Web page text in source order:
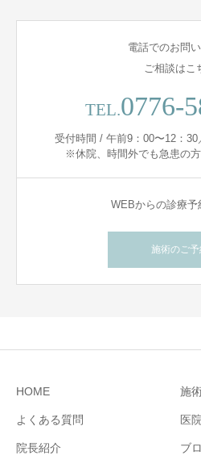
電話でのお問
ご相談はこ
TEL.0776-
受付時間 / 午前9：00〜12：
※休院、時間外でも急患の方
WEBからの診療予
施術のご予
HOME 施
よくある質問 医
院長紹介 ブ